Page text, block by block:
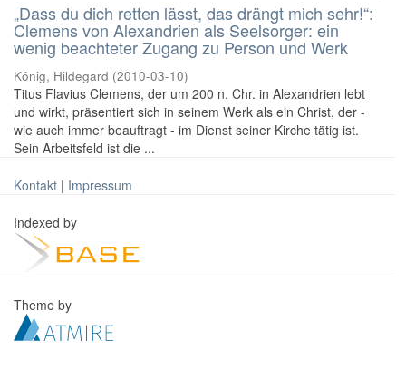
„Dass du dich retten lässt, das drängt mich sehr!“:
Clemens von Alexandrien als Seelsorger: ein
wenig beachteter Zugang zu Person und Werk
König, Hildegard (2010-03-10)
Titus Flavius Clemens, der um 200 n. Chr. in Alexandrien lebt
und wirkt, präsentiert sich in seinem Werk als ein Christ, der -
wie auch immer beauftragt - im Dienst seiner Kirche tätig ist.
Sein Arbeitsfeld ist die ...
Kontakt | Impressum
Indexed by
Theme by